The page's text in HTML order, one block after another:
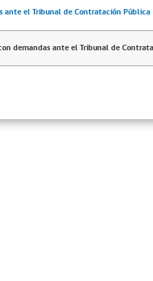
ante el Tribunal de Contratación Pública
demandas ante el Tribunal de